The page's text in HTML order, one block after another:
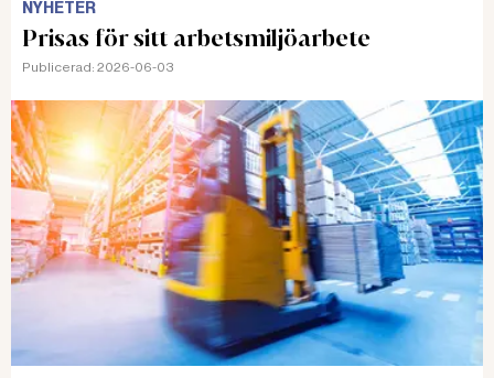
FÄLLDA De tre lärarna och rektorn
på Tångvallaskolan skulle ha
bättre. Nu fälls de även i hovrätten
för den sexårige pojkens
drunkningsdöd.
NYHETER
Prisas för sitt arbetsmiljöarbete
Publicerad: 2026-06-03